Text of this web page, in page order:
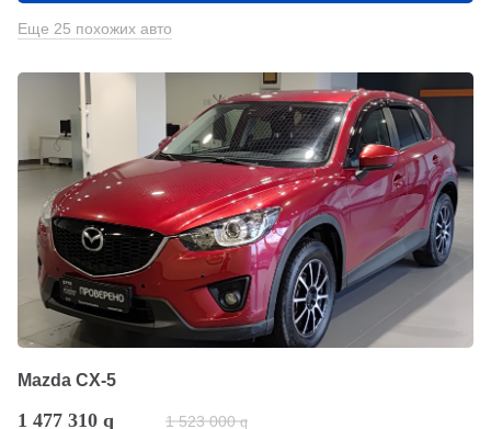
Еще 25 похожих авто
Mazda CX-5
1 477 310 q 1 523 000 q